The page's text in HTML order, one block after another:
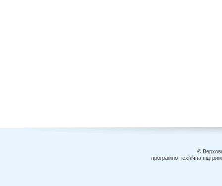
©
програмно-технічна